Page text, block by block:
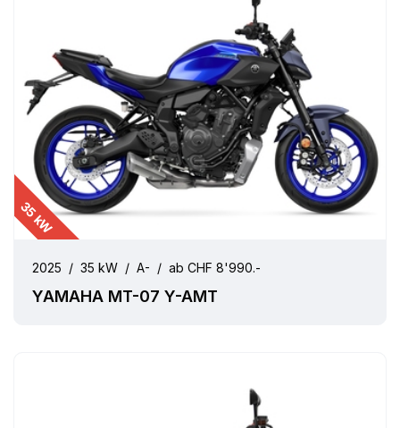
35 kW
2025 / 35 kW / A- / ab CHF 8'990.-
YAMAHA MT-07 Y-AMT